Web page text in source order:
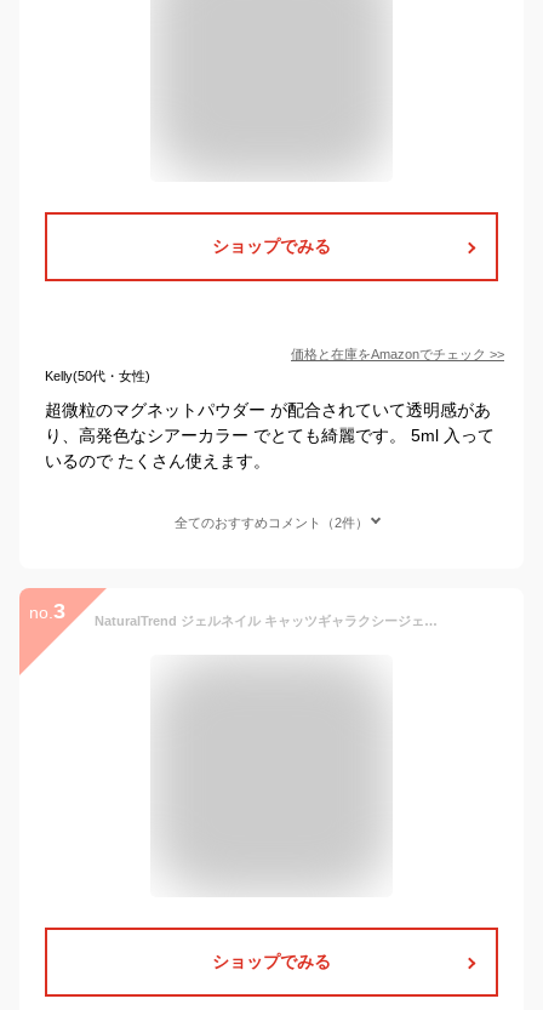
ショップでみる
価格と在庫をAmazonでチェック >>
Kelly(50代・女性)
超微粒のマグネットパウダー が配合されていて透明感があ
り、高発色なシアーカラー でとても綺麗です。 5ml 入って
いるので たくさん使えます。
全てのおすすめコメント（2件）
no. 3 NaturalTrend ジェルネイル キャッツギャラクシージェル カラージェル ギャラクシー マグネットジェル マグネットネイル (16 Gray Pink)
ショップでみる